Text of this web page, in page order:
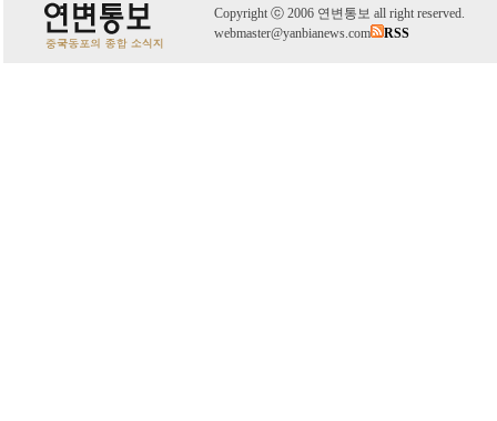
Copyright ⓒ 2006 연변통보 all right reserved.
webmaster@yanbianews.com
RSS